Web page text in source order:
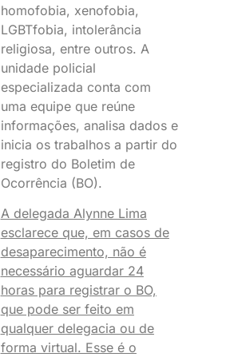
homofobia, xenofobia,
LGBTfobia, intolerância
religiosa, entre outros. A
unidade policial
especializada conta com
uma equipe que reúne
informações, analisa dados e
inicia os trabalhos a partir do
registro do Boletim de
Ocorrência (BO).
A delegada Alynne Lima
esclarece que, em casos de
desaparecimento, não é
necessário aguardar 24
horas para registrar o BO,
que pode ser feito em
qualquer delegacia ou de
forma virtual. Esse é o